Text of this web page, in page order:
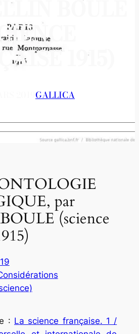
BOULE
1915)
GALLICA
par
(science
: La science française. 1 /